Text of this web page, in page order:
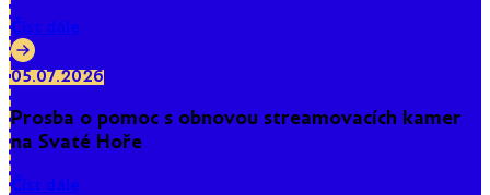
Číst dále
05.07.2026
Prosba o pomoc s obnovou streamovacích kamer
na Svaté Hoře
Číst dále